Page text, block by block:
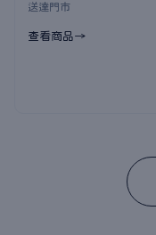
送達門市
查看商品